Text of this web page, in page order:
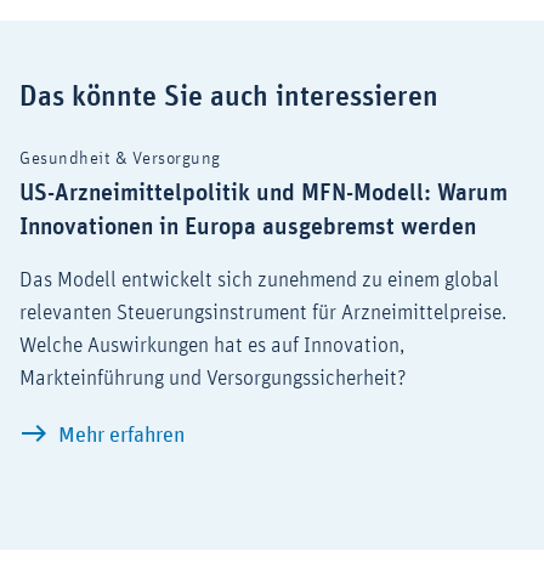
Das könnte Sie auch interessieren
Gesundheit & Versorgung
US-Arzneimittelpolitik und MFN-Modell: Warum
Innovationen in Europa ausgebremst werden
Das Modell entwickelt sich zunehmend zu einem global
relevanten Steuerungsinstrument für Arzneimittelpreise.
Welche Auswirkungen hat es auf Innovation,
Markteinführung und Versorgungssicherheit?
Mehr erfahren